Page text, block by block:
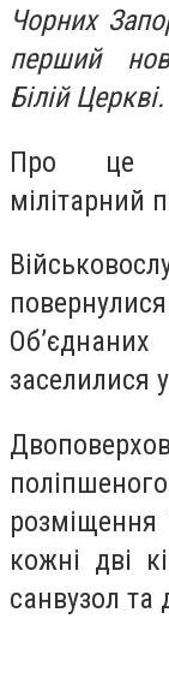
Чорних
перший
Білій Церкві.
Про це
мілітарний
заселилися
розміщення
кожні дві
санвузол та